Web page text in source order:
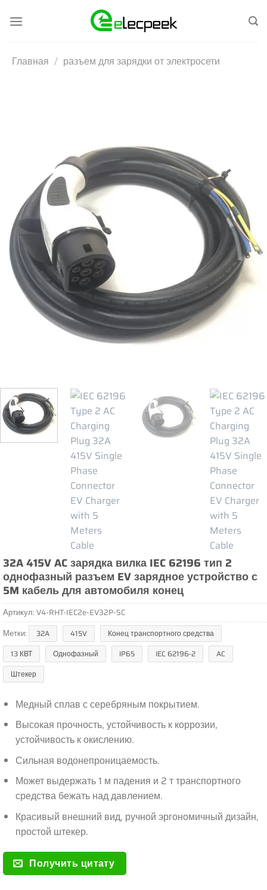
Главная / разъем для зарядки от электросети
32A 415V AC зарядка вилка IEC 62196 тип 2
однофазный разъем EV зарядное устройство с
5M кабель для автомобиля конец
Артикул:V4-RHT-IEC2e-EV32P-5C
Метки:
32A 415V
Конец транспортного средства
13 КВТ
Однофазный IP65 IEC 62196-2
AC
Штекер
Медный сплав с серебряным покрытием.
Высокая прочность, устойчивость к коррозии,
устойчивость к окислению.
Сильная водонепроницаемость.
Может выдержать 1 м падения и 2 т транспортного
средства бежать над давлением.
Красивый внешний вид, ручной эргономичный дизайн,
простой штекер.
Получить цитату